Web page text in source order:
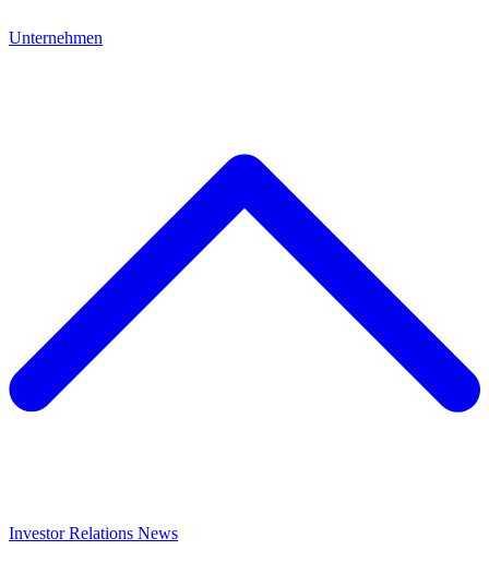
Unternehmen
Investor Relations News